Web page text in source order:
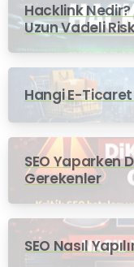
Hacklink Nedir?
Uzun Vadeli
Hangi E-Ticaret
SEO Yaparken
Gerekenler
SEO Nasıl